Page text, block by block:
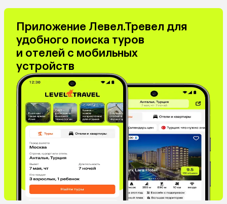
Приложение Левел.Тревел для
удобного поиска туров
и отелей с мобильных
устройств